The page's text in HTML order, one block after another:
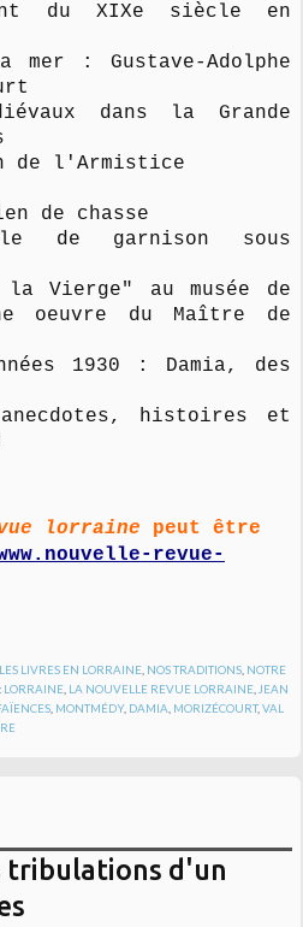
du XIXe siècle en
: Gustave-Adolphe
dans la Grande
de l'Armistice
de chasse
de garnison sous
Vierge" au musée de
oeuvre du Maître de
1930 : Damia, des
histoires et
lorraine peut être
revue-
LES LIVRES EN LORRAINE, NOS TRADITIONS, NOTRE
LORRAINE, LA NOUVELLE REVUE LORRAINE,JEAN
, MONTMÉDY, DAMIA, MORIZÉCOURT,VAL
tribulations d'un